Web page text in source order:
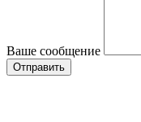
Ваше сообщение